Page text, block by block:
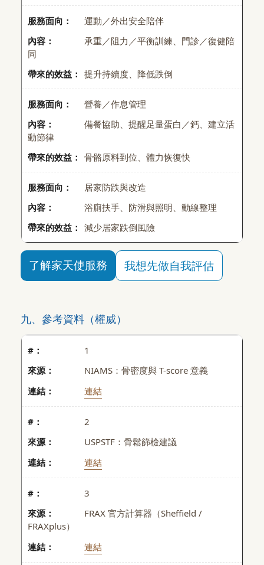
運動／外出安全陪伴
承重／阻力／平衡訓練、門診／復健陪
同
提升持續度、降低跌倒
營養／作息管理
備餐協助、提醒足量蛋白／鈣、建立活
動節律
骨骼原料到位、體力恢復快
居家防跌與改造
浴廁扶手、防滑與照明、動線整理
減少居家跌倒風險
了解家天使服務 我想先做自我評估
九、參考資料（權威）
1
NIAMS：骨密度與 T-score 意義
連結
2
USPSTF：骨鬆篩檢建議
連結
3
FRAX 官方計算器（Sheffield /
FRAXplus）
連結